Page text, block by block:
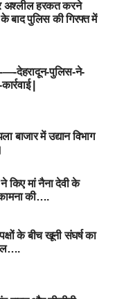
अश्लील हरकत करने
बाद पुलिस की गिरफ्त में
—-देहरादून-पुलिस-ने-
|
बाजार में उद्यान विभाग
किए मां नैना देवी के
की….
के बीच खूनी संघर्ष का